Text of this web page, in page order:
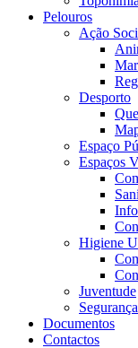
Pelouros
Ação
Desporto
Espaço
Espaços
Higiene
Juventude
Documentos
Contactos